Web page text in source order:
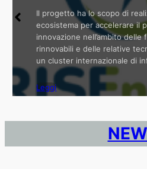
Il progetto ha lo scopo di
ecosistema per accelerare il
innovazione nell’ambito
rinnovabili e delle relative
un cluster internazionale di
Leggi